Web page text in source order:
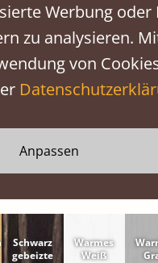
Nadelholz
ganz natürlich.
Schwarz
gebeizte
Warmes
Weiß
Werbung
zu analysieren.
von
Anpassen